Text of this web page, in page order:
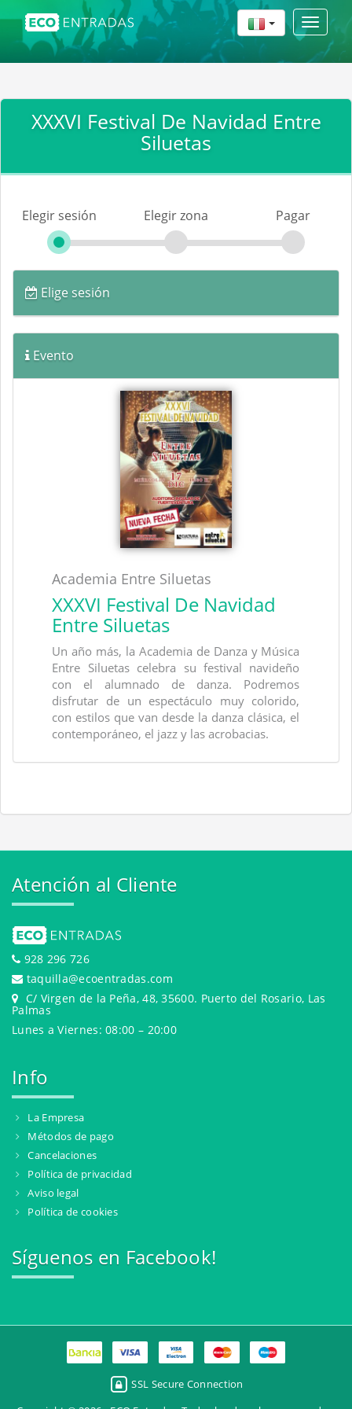
Toggle
XXXVI Festival De Navidad Entre
Siluetas
Elegir sesión Elegir zona Pagar
Elige sesión
Evento
Academia Entre Siluetas
XXXVI Festival De Navidad
Entre Siluetas
Un año más, la Academia de Danza y Música
Entre Siluetas celebra su festival navideño
con el alumnado de danza. Podremos
disfrutar de un espectáculo muy colorido,
con estilos que van desde la danza clásica, el
contemporáneo, el jazz y las acrobacias.
Atención al Cliente
928 296 726
taquilla@ecoentradas.com
C/ Virgen de la Peña, 48, 35600. Puerto del Rosario, Las
Palmas
Lunes a Viernes: 08:00 – 20:00
Info
La Empresa
Métodos de pago
Cancelaciones
Política de privacidad
Aviso legal
Política de cookies
Síguenos en Facebook!
SSL Secure Connection